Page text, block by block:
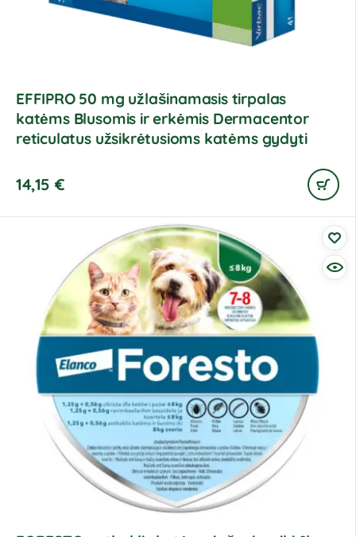
EFFIPRO 50 mg užlašinamasis tirpalas
katėms Blusomis ir erkėmis Dermacentor
reticulatus užsikrėtusioms katėms gydyti
14,15 €